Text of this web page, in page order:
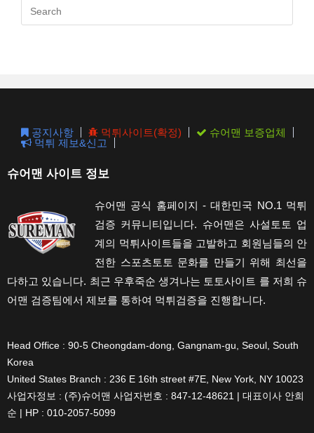
공지사항 먹튀사이트(확정)
슈어맨 보증업체
먹튀 제보&신고
슈어맨 사이트 정보
슈어맨 공식 홈페이지 - 대한민국 NO.1 먹튀
검증 커뮤니티입니다. 슈어맨은 사설토토 업
계의 먹튀사이트들을 고발하고 회원님들의 안
전한 스포츠토토 문화를 만들기 위해 최선을
다하고 있습니다. 최근 우후죽순 생겨나는 토토사이트 를 저희 슈
어맨 검증팀에서 제보를 통하여 먹튀검증을 진행합니다.
Head Office : 90-5 Cheongdam-dong, Gangnam-gu, Seoul, South
Korea
United States Branch : 236 E 16th street #7E, New York, NY 10023
사업자정보 : (주)슈어맨 사업자번호 : 847-12-48621 | 대표이사 안희
순 | HP : 010-2057-5099